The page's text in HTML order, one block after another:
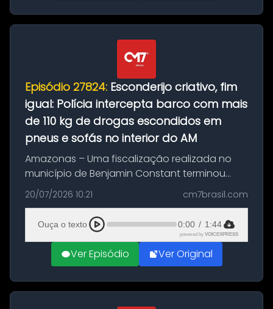
Episódio 27824: Esconderijo criativo, fim
igual: Polícia intercepta barco com mais
de 110 kg de drogas escondidos em
pneus e sofás no interior do AM
Amazonas – Uma fiscalização realizada no
município de Benjamin Constant terminou
com a apreensão de aproximadamente 115
quilos de entorpecentes em uma
embarcação atracada no porto da cidade. O
materia...
20/07/2026 10:21 cm7brasil.com
Ouça o texto 0:00 / 1:44
powered by VOICEXPRESS
Ver Episódio Ver Original